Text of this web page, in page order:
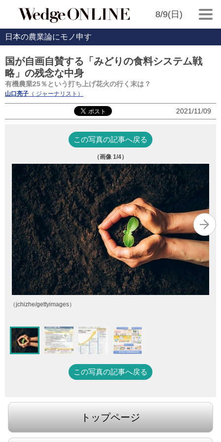
8/9(日)
日本の農業論にモノ申す
国が自画自賛する「みどりの食料システム戦
略」の残念な中身
有機農業25％という打ち上げ花火の行く末は？
山口亮子 （ ジャーナリスト）
2021/11/09
この写真の記事へ戻る
（画像 1/4）
（jchizhe/gettyimages）
この写真の記事へ戻る
トップページ